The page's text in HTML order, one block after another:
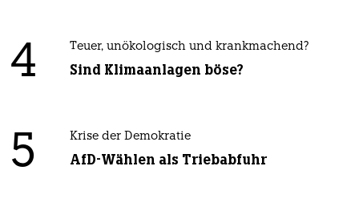
4 Teuer, unökologisch und krankmachend?
Sind Klimaanlagen böse?
5 Krise der Demokratie
AfD-Wählen als Triebabfuhr